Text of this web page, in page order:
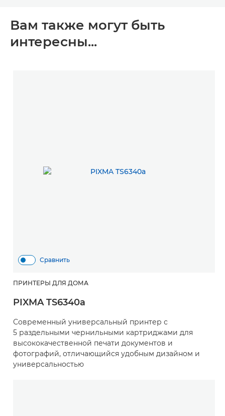
Вам также могут быть
интересны...
Сравнить
ПРИНТЕРЫ ДЛЯ ДОМА
PIXMA TS6340a
Современный универсальный принтер с
5 раздельными чернильными картриджами для
высококачественной печати документов и
фотографий, отличающийся удобным дизайном и
универсальностью